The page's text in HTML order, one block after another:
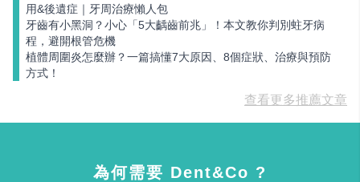
用&後遺症｜牙周治療懶人包
牙齒有小黑洞？小心「5大齲齒前兆」！本文教你判別蛀牙病
程，避開根管危機
植體周圍炎怎麼辦？一篇搞懂7大原因、8個症狀、治療與預防
方式！
查看更多推薦文章
為何需要 Dent&Co ?